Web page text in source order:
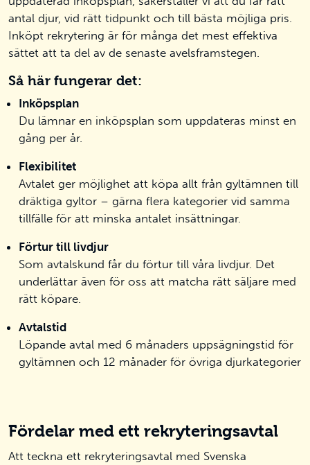
antal djur, vid rätt tidpunkt och till bästa möjliga pris.
Inköpt rekrytering är för många det mest effektiva
sättet att ta del av de senaste avelsframstegen.
Så här fungerar det:
Inköpsplan
Du lämnar en inköpsplan som uppdateras minst en
gång per år.
Flexibilitet
Avtalet ger möjlighet att köpa allt från gyltämnen till
dräktiga gyltor – gärna flera kategorier vid samma
tillfälle för att minska antalet insättningar.
Förtur till livdjur
Som avtalskund får du förtur till våra livdjur. Det
underlättar även för oss att matcha rätt säljare med
rätt köpare.
Avtalstid
Löpande avtal med 6 månaders uppsägningstid för
gyltämnen och 12 månader för övriga djurkategorier
Fördelar med ett rekryteringsavtal
Att teckna ett rekryteringsavtal med Svenska